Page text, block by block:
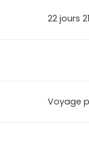
22 jours
Voyage